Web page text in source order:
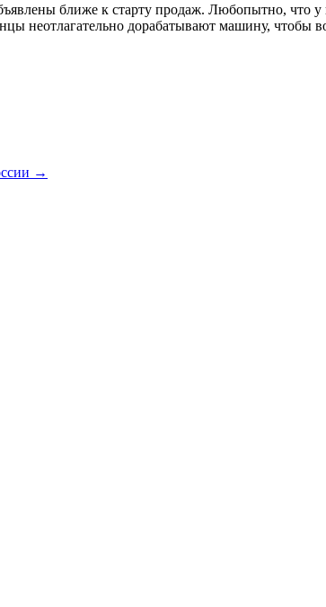
ближе к старту продаж. Любопытно, что
неотлагательно дорабатывают машину, чтобы
→